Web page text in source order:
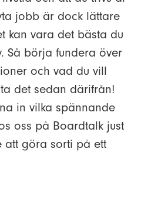
jobb är dock lättare
kan vara det bästa du
Så börja fundera över
och vad du vill
det sedan därifrån!
in vilka spännande
oss på Boardtalk just
att göra sorti på ett